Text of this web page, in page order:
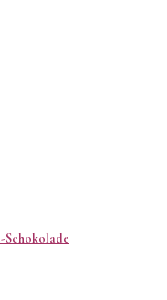
Schokolade